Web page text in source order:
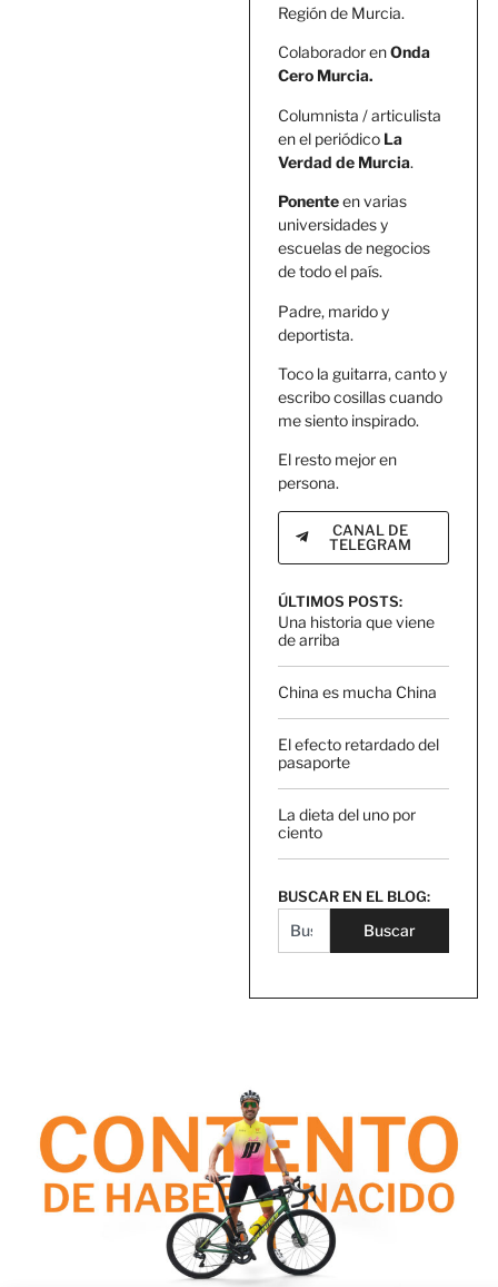
Región de Murcia.
Colaborador enOnda
Cero Murcia.
Columnista / articulista
en el periódico La
Verdad de Murcia.
Ponenteen varias
universidades y
escuelas de negocios
de todo el país.
Padre, marido y
deportista.
Toco la guitarra, canto y
escribo cosillas cuando
me siento inspirado.
El resto mejor en
persona.
CANAL DE
TELEGRAM
ÚLTIMOS POSTS:
Una historia que viene
de arriba
China es mucha China
El efecto retardado del
pasaporte
La dieta del uno por
ciento
BUSCAR EN EL BLOG:
Buscar